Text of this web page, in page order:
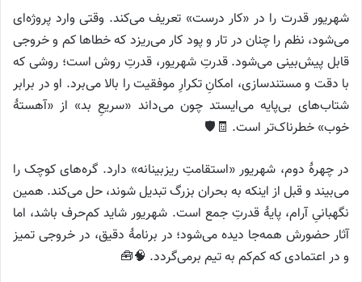
شهریور قدرت را در «کار درست» تعریف می‌کند. وقتی وارد پروژه‌ای
می‌شود، نظم را چنان در تار و پود کار می‌ریزد که خطاها کم و خروجی
قابل پیش‌بینی می‌شود. قدرتِ شهریور، قدرتِ روش است؛ روشی که
با دقت و مستندسازی، امکانِ تکرارِ موفقیت را بالا می‌برد. او در برابر
شتاب‌های بی‌پایه می‌ایستد چون می‌داند «سریعِ بد» از «آهستهٔ
خوب» خطرناک‌تر است. 🧾🛡️
در چهرهٔ دوم، شهریور «استقامتِ ریزبینانه» دارد. گره‌های کوچک را
می‌بیند و قبل از اینکه به بحران بزرگ تبدیل شوند، حل می‌کند. همین
نگهبانیِ آرام، پایهٔ قدرتِ جمع است. شهریور شاید کم‌حرف باشد، اما
آثار حضورش همه‌جا دیده می‌شود؛ در برنامهٔ دقیق، در خروجی تمیز
و در اعتمادی که کم‌کم به تیم برمی‌گردد. 🧠🧰